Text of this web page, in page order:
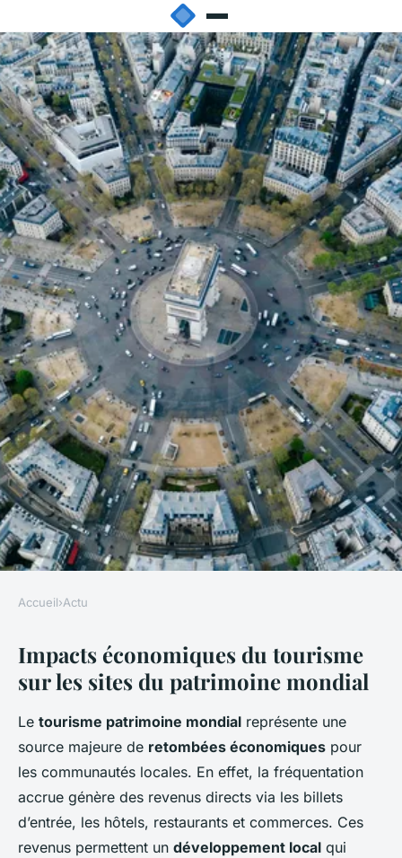
Quels sont les impacts du
tourisme sur les sites du
patrimoine mondial ?
Théo • 12 juin 2025 4 min de lecture
Accueil›Actu
Impacts économiques du tourisme
sur les sites du patrimoine mondial
Le tourisme patrimoine mondial représente une
source majeure de retombées économiques pour
les communautés locales. En effet, la fréquentation
accrue génère des revenus directs via les billets
d’entrée, les hôtels, restaurants et commerces. Ces
revenus permettent un développement local qui